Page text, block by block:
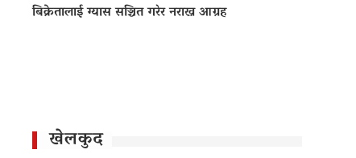
बिक्रेतालाई ग्यास सञ्चित गरेर नराख्न आग्रह
खेलकुद